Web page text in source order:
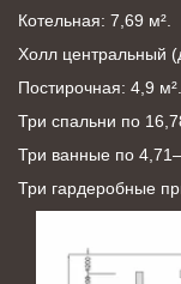
Котельная: 7,69 м².
Холл центральный
Постирочная: 4,9 м².
Три спальни по
Три ванные по
Три гардеробные